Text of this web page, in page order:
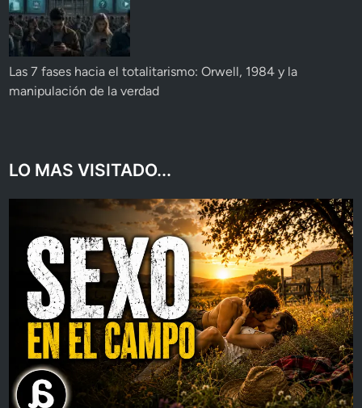
Las 7 fases hacia el totalitarismo: Orwell, 1984 y la
manipulación de la verdad
LO MAS VISITADO...